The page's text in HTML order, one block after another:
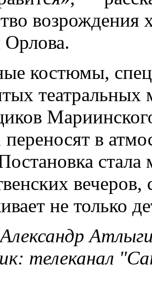
возрождения
Орлова.
костюмы,
театральных
переносят в
не только
телеканал